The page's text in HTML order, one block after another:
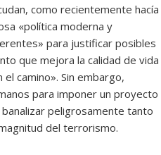
como recientemente hacía
«política moderna y
para justificar posibles
que mejora la calidad de vida
camino». Sin embargo,
para imponer un proyecto
peligrosamente tanto
del terrorismo.